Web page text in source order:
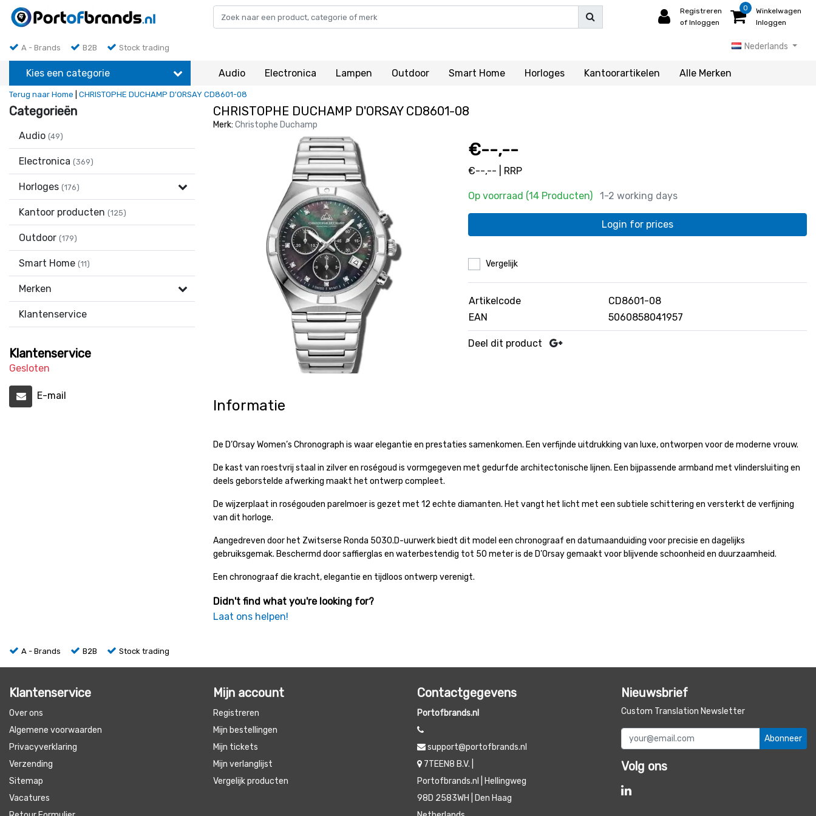
Registreren
of Inloggen
0
Winkelwagen
Inloggen
A - Brands B2B Stock trading Nederlands
Kies een categorie Audio Electronica Lampen Outdoor Smart Home Horloges Kantoorartikelen Alle Merken
Terug naar Home CHRISTOPHE DUCHAMP D'ORSAY CD8601-08
Categorieën
Audio (49)
Electronica (369)
Horloges (176)
Kantoor producten (125)
Outdoor (179)
Smart Home (11)
Merken
Klantenservice
Klantenservice
Gesloten
E-mail
CHRISTOPHE DUCHAMP D'ORSAY CD8601-08
Merk: Christophe Duchamp
€--,--
€--,-- | RRP
Op voorraad (14 Producten) 1-2 working days
Login for prices
Vergelijk
Artikelcode
CD8601-08
EAN
5060858041957
Deel dit product
Informatie
De D’Orsay Women’s Chronograph is waar elegantie en prestaties samenkomen. Een verfijnde uitdrukking van luxe, ontworpen voor de moderne vrouw.
De kast van roestvrij staal in zilver en roségoud is vormgegeven met gedurfde architectonische lijnen. Een bijpassende armband met vlindersluiting en
deels geborstelde afwerking maakt het ontwerp compleet.
De wijzerplaat in roségouden parelmoer is gezet met 12 echte diamanten. Het vangt het licht met een subtiele schittering en versterkt de verfijning
van dit horloge.
Aangedreven door het Zwitserse Ronda 5030.D-uurwerk biedt dit model een chronograaf en datumaanduiding voor precisie en dagelijks
gebruiksgemak. Beschermd door saffierglas en waterbestendig tot 50 meter is de D’Orsay gemaakt voor blijvende schoonheid en duurzaamheid.
Een chronograaf die kracht, elegantie en tijdloos ontwerp verenigt.
Didn't find what you're looking for?
Laat ons helpen!
A - Brands B2B Stock trading
Klantenservice
Over ons
Algemene voorwaarden
Privacyverklaring
Verzending
Sitemap
Vacatures
Mijn account
Registreren
Mijn bestellingen
Mijn tickets
Mijn verlanglijst
Vergelijk producten
Contactgegevens
Portofbrands.nl
support@portofbrands.nl
7TEEN8 B.V. |
Portofbrands.nl | Hellingweg
98D 2583WH | Den Haag
Nieuwsbrief
Custom Translation Newsletter
Abonneer
Volg ons